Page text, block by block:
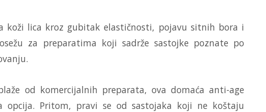
koži lica kroz gubitak elastičnosti, pojavu sitnih bora i
za preparatima koji sadrže sastojke poznate po
od komercijalnih preparata, ova domaća anti-age
Pritom, pravi se od sastojaka koji ne koštaju